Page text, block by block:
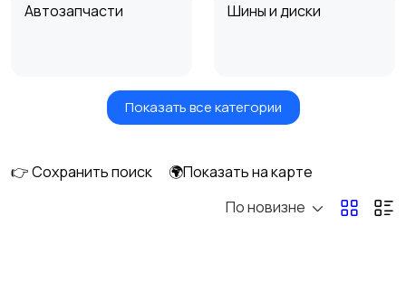
Автозапчасти Шины и диски
Масла и автохимия
Автоэлектроника и
Аудио и видео
Показать все категории
👉 Сохранить поиск
🌍Показать на карте
По новизне